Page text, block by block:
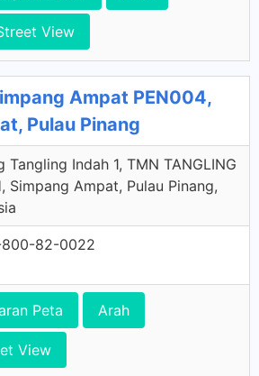
View
Ampat PEN004,
Pulau Pinang
Tangling Indah 1, TMN TANGLING
Simpang Ampat, Pulau Pinang,
82-0022
Peta Arah
View